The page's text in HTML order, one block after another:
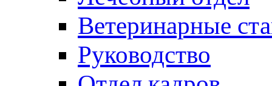
Ветеринарные
Руководство